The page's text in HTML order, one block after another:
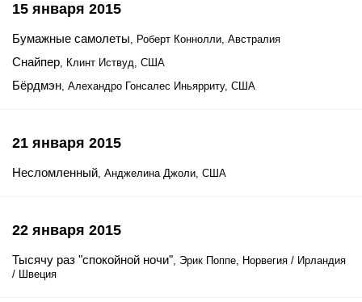
15 января 2015
Бумажные самолеты, Роберт Коннолли, Австралия
Снайпер, Клинт Иствуд, США
Бёрдмэн, Алехандро Гонсалес Иньярриту, США
21 января 2015
Несломленный, Анджелина Джоли, США
22 января 2015
Тысячу раз "спокойной ночи", Эрик Поппе, Норвегия / Ирландия
/ Швеция